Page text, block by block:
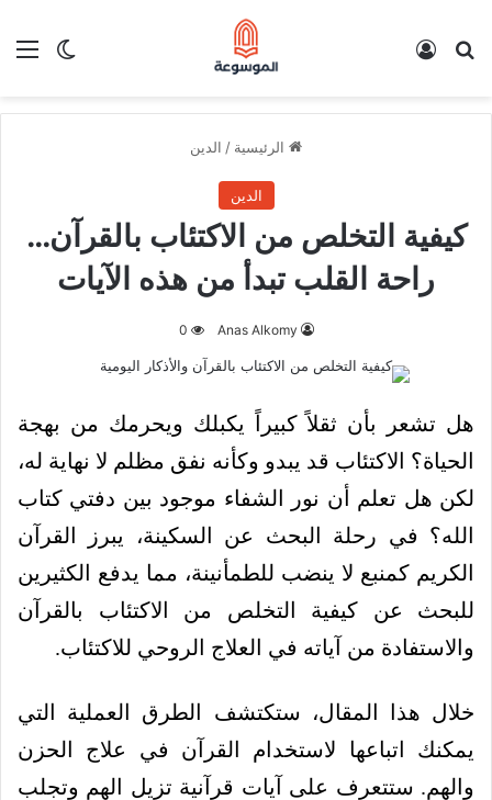
الوضع بحث عن
الرئيسية / الدين
الدين
كيفية التخلص من الاكتئاب بالقرآن…
راحة القلب تبدأ من هذه الآيات
Anas Alkomy
0
هل تشعر بأن ثقلاً كبيراً يكبلك ويحرمك من بهجة
الحياة؟ الاكتئاب قد يبدو وكأنه نفق مظلم لا نهاية له،
لكن هل تعلم أن نور الشفاء موجود بين دفتي كتاب
الله؟ في رحلة البحث عن السكينة، يبرز القرآن
الكريم كمنبع لا ينضب للطمأنينة، مما يدفع الكثيرين
للبحث عن كيفية التخلص من الاكتئاب بالقرآن
والاستفادة من آياته في العلاج الروحي للاكتئاب.
خلال هذا المقال، ستكتشف الطرق العملية التي
يمكنك اتباعها لاستخدام القرآن في علاج الحزن
والهم. ستتعرف على آيات قرآنية تزيل الهم وتجلب